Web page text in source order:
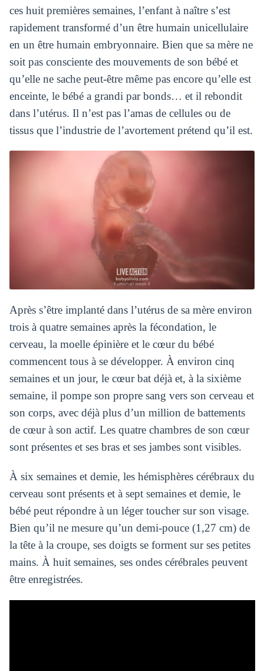
ces huit premières semaines, l’enfant à naître s’est
rapidement transformé d’un être humain unicellulaire
en un être humain embryonnaire. Bien que sa mère ne
soit pas consciente des mouvements de son bébé et
qu’elle ne sache peut-être même pas encore qu’elle est
enceinte, le bébé a grandi par bonds… et il rebondit
dans l’utérus. Il n’est pas l’amas de cellules ou de
tissus que l’industrie de l’avortement prétend qu’il est.
Après s’être implanté dans l’utérus de sa mère environ
trois à quatre semaines après la fécondation, le
cerveau, la moelle épinière et le cœur du bébé
commencent tous à se développer. À environ cinq
semaines et un jour, le cœur bat déjà et, à la sixième
semaine, il pompe son propre sang vers son cerveau et
son corps, avec déjà plus d’un million de battements
de cœur à son actif. Les quatre chambres de son cœur
sont présentes et ses bras et ses jambes sont visibles.
À six semaines et demie, les hémisphères cérébraux du
cerveau sont présents et à sept semaines et demie, le
bébé peut répondre à un léger toucher sur son visage.
Bien qu’il ne mesure qu’un demi-pouce (1,27 cm) de
la tête à la croupe, ses doigts se forment sur ses petites
mains. À huit semaines, ses ondes cérébrales peuvent
être enregistrées.